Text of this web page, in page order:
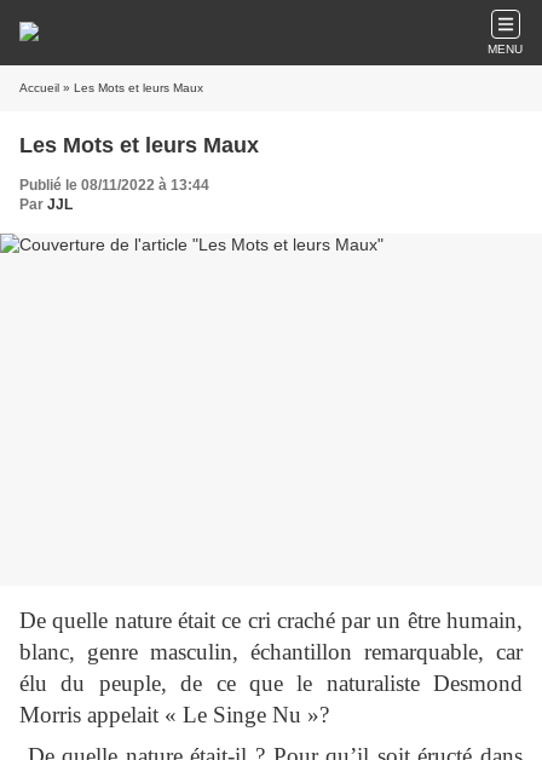
MENU
Accueil » Les Mots et leurs Maux
Les Mots et leurs Maux
Publié le 08/11/2022 à 13:44
Par JJL
De quelle nature était ce cri craché par un être humain,
blanc, genre masculin, échantillon remarquable, car
élu du peuple, de ce que le naturaliste Desmond
Morris appelait « Le Singe Nu »?